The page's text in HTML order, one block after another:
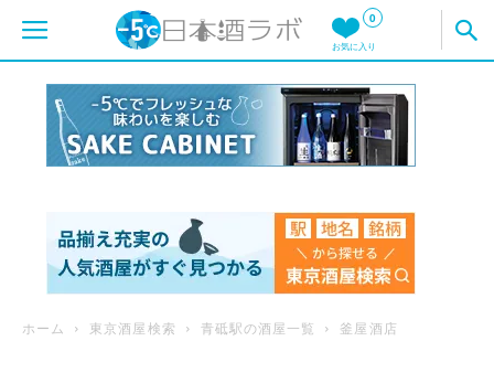
0
お気に入り
ホーム 東京酒屋検索 青砥駅の酒屋一覧 釜屋酒店